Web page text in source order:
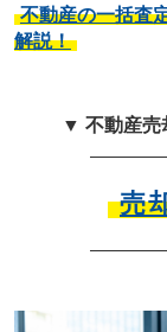
不動産の一括査
解説！
▼ 不動産売
売